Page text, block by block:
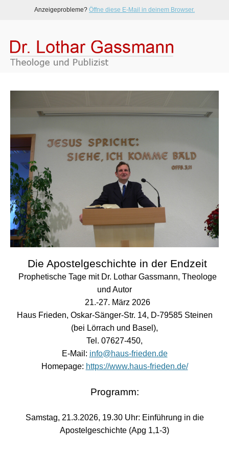
Anzeigeprobleme? Öffne diese E-Mail in deinem Browser.
Die Apostelgeschichte in der Endzeit
Prophetische Tage mit Dr. Lothar Gassmann, Theologe
und Autor
21.-27. März 2026
Haus Frieden, Oskar-Sänger-Str. 14, D-79585 Steinen
(bei Lörrach und Basel),
Tel. 07627-450,
E-Mail: info@haus-frieden.de
Homepage: https://www.haus-frieden.de/
Programm:
Samstag, 21.3.2026, 19.30 Uhr: Einführung in die
Apostelgeschichte (Apg 1,1-3)